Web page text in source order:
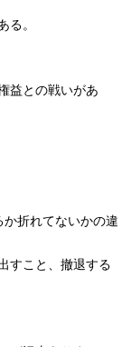
る。
益との戦いがあ
か折れてないかの違
すこと、撤退する